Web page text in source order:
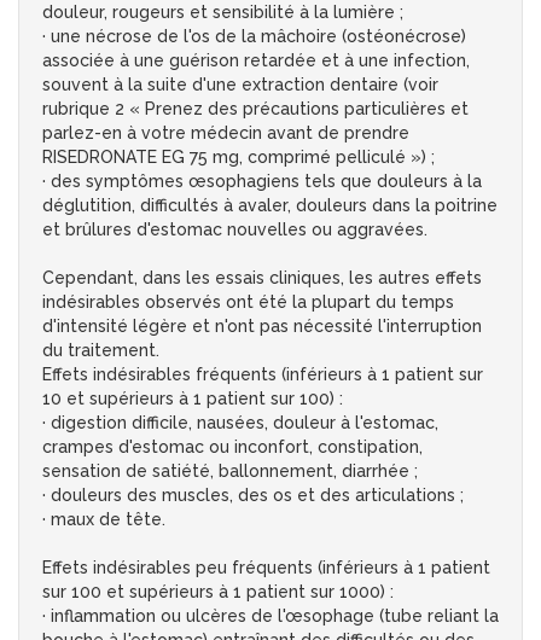
douleur, rougeurs et sensibilité à la lumière ;
· une nécrose de l'os de la mâchoire (ostéonécrose)
associée à une guérison retardée et à une infection,
souvent à la suite d'une extraction dentaire (voir
rubrique 2 « Prenez des précautions particulières et
parlez-en à votre médecin avant de prendre
RISEDRONATE EG 75 mg, comprimé pelliculé ») ;
· des symptômes œsophagiens tels que douleurs à la
déglutition, difficultés à avaler, douleurs dans la poitrine
et brûlures d'estomac nouvelles ou aggravées.
Cependant, dans les essais cliniques, les autres effets
indésirables observés ont été la plupart du temps
d'intensité légère et n'ont pas nécessité l'interruption
du traitement.
Effets indésirables fréquents (inférieurs à 1 patient sur
10 et supérieurs à 1 patient sur 100) :
· digestion difficile, nausées, douleur à l'estomac,
crampes d'estomac ou inconfort, constipation,
sensation de satiété, ballonnement, diarrhée ;
· douleurs des muscles, des os et des articulations ;
· maux de tête.
Effets indésirables peu fréquents (inférieurs à 1 patient
sur 100 et supérieurs à 1 patient sur 1000) :
· inflammation ou ulcères de l'œsophage (tube reliant la